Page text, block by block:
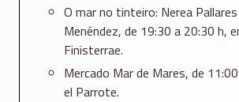
O mar no tinteiro: Nerea
Menéndez, de 19:30 a 20:30 h,
Finisterrae.
Mercado Mar de Mares, de
el Parrote.